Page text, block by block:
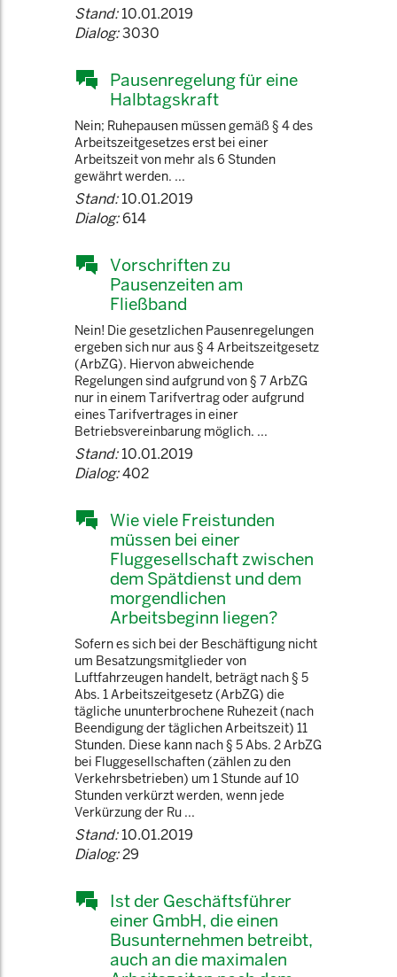
Stand:10.01.2019
Dialog:3030
Pausenregelung für eine
Halbtagskraft
Nein; Ruhepausen müssen gemäß § 4 des
Arbeitszeitgesetzes erst bei einer
Arbeitszeit von mehr als 6 Stunden
gewährt werden. ...
Stand:10.01.2019
Dialog:614
Vorschriften zu
Pausenzeiten am
Fließband
Nein! Die gesetzlichen Pausenregelungen
ergeben sich nur aus § 4 Arbeitszeitgesetz
(ArbZG). Hiervon abweichende
Regelungen sind aufgrund von § 7 ArbZG
nur in einem Tarifvertrag oder aufgrund
eines Tarifvertrages in einer
Betriebsvereinbarung möglich. ...
Stand:10.01.2019
Dialog:402
Wie viele Freistunden
müssen bei einer
Fluggesellschaft zwischen
dem Spätdienst und dem
morgendlichen
Arbeitsbeginn liegen?
Sofern es sich bei der Beschäftigung nicht
um Besatzungsmitglieder von
Luftfahrzeugen handelt, beträgt nach § 5
Abs. 1 Arbeitszeitgesetz (ArbZG) die
tägliche ununterbrochene Ruhezeit (nach
Beendigung der täglichen Arbeitszeit) 11
Stunden. Diese kann nach § 5 Abs. 2 ArbZG
bei Fluggesellschaften (zählen zu den
Verkehrsbetrieben) um 1 Stunde auf 10
Stunden verkürzt werden, wenn jede
Verkürzung der Ru ...
Stand:10.01.2019
Dialog:29
Ist der Geschäftsführer
einer GmbH, die einen
Busunternehmen betreibt,
auch an die maximalen